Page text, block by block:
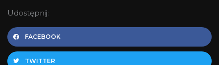
Udostępnij:
FACEBOOK
TWITTER